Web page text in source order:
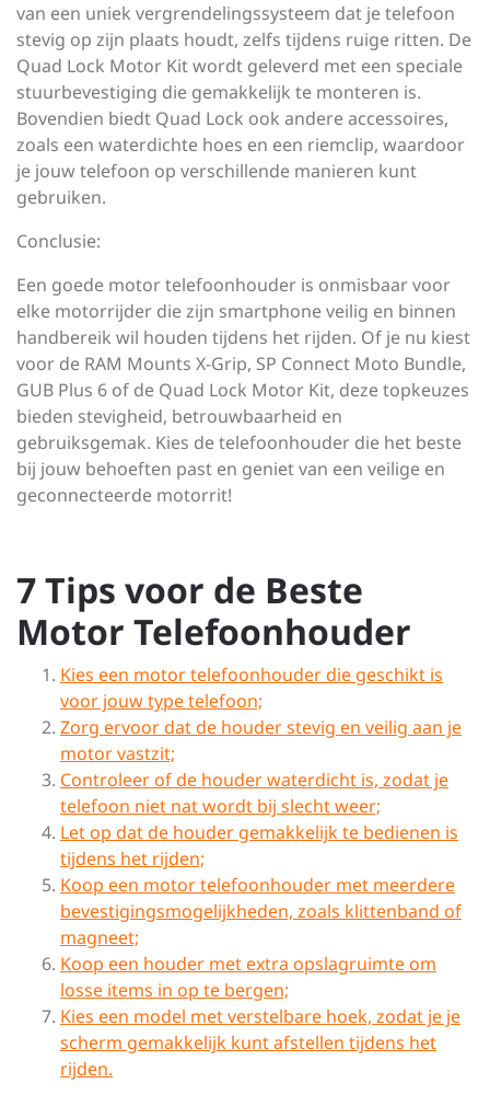
van een uniek vergrendelingssysteem dat je telefoon
stevig op zijn plaats houdt, zelfs tijdens ruige ritten. De
Quad Lock Motor Kit wordt geleverd met een speciale
stuurbevestiging die gemakkelijk te monteren is.
Bovendien biedt Quad Lock ook andere accessoires,
zoals een waterdichte hoes en een riemclip, waardoor
je jouw telefoon op verschillende manieren kunt
gebruiken.
Conclusie:
Een goede motor telefoonhouder is onmisbaar voor
elke motorrijder die zijn smartphone veilig en binnen
handbereik wil houden tijdens het rijden. Of je nu kiest
voor de RAM Mounts X-Grip, SP Connect Moto Bundle,
GUB Plus 6 of de Quad Lock Motor Kit, deze topkeuzes
bieden stevigheid, betrouwbaarheid en
gebruiksgemak. Kies de telefoonhouder die het beste
bij jouw behoeften past en geniet van een veilige en
geconnecteerde motorrit!
7 Tips voor de Beste
Motor Telefoonhouder
Kies een motor telefoonhouder die geschikt is
voor jouw type telefoon;
Zorg ervoor dat de houder stevig en veilig aan je
motor vastzit;
Controleer of de houder waterdicht is, zodat je
telefoon niet nat wordt bij slecht weer;
Let op dat de houder gemakkelijk te bedienen is
tijdens het rijden;
Koop een motor telefoonhouder met meerdere
bevestigingsmogelijkheden, zoals klittenband of
magneet;
Koop een houder met extra opslagruimte om
losse items in op te bergen;
Kies een model met verstelbare hoek, zodat je je
scherm gemakkelijk kunt afstellen tijdens het
rijden.